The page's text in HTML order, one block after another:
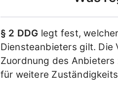
§ 2 DDG legt fest,
Diensteanbieters gilt. Die
Zuordnung des
für weitere